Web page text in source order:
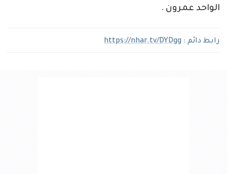
الواحد عمرون .
رابط دائم : https://nhar.tv/DYDgg